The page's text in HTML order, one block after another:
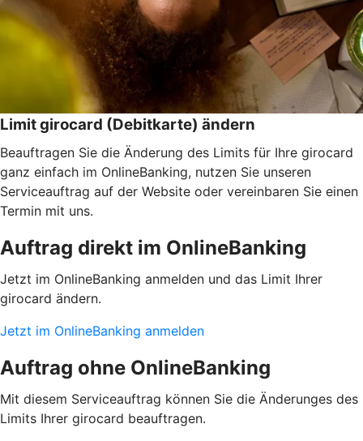
Limit girocard (Debitkarte) ändern
Beauftragen Sie die Änderung des Limits für Ihre girocard
ganz einfach im OnlineBanking, nutzen Sie unseren
Serviceauftrag auf der Website oder vereinbaren Sie einen
Termin mit uns.
Auftrag direkt im OnlineBanking
Jetzt im OnlineBanking anmelden und das Limit Ihrer
girocard ändern.
Jetzt im OnlineBanking anmelden
Auftrag ohne OnlineBanking
Mit diesem Serviceauftrag können Sie die Änderunges des
Limits Ihrer girocard beauftragen.